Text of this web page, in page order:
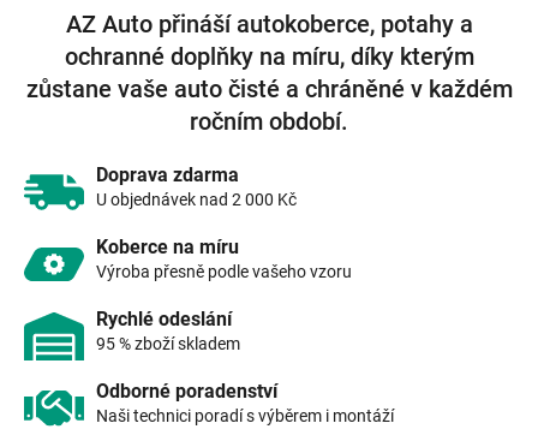
á
d
a
c
í
p
k
ý
AZ Auto přináší autokoberce, potahy a
ochranné doplňky na míru, díky kterým
zůstane vaše auto čisté a chráněné v každém
ročním období.
Doprava zdarma
U objednávek nad 2 000 Kč
Koberce na míru
Výroba přesně podle vašeho vzoru
Rychlé odeslání
95 % zboží skladem
Odborné poradenství
Naši technici poradí s výběrem i montáží